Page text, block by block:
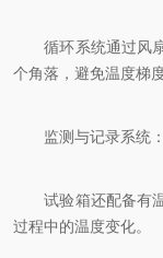
循环系统通过风扇
个角落，避免温度梯
监测与记录系统：
试验箱还配备有温
过程中的温度变化。